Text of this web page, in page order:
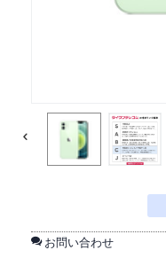
お問い合わせ